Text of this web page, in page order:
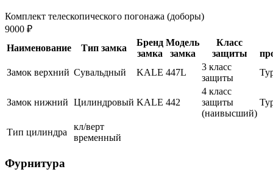
Комплект телескопического погонажа (доборы)
9000 ₽
Наименование
Тип замка
Бренд
замка
Модель
замка
Класс
защиты
Замок верхний Сувальдный KALE 447L
3 класс
защиты
Замок нижний Цилиндровый KALE 442
4 класс
защиты
(наивысший)
Тип цилиндра
кл/верт
временный
Фурнитура